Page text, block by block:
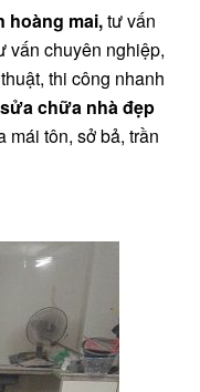
hoàng mai,tư vấn
vấn chuyên nghiệp,
thi công nhanh
chữa nhà đẹp
mái tôn, sở bả, trần